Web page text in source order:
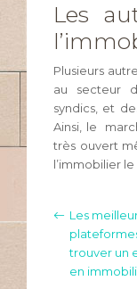
Les
Plusieurs
au secteur
syndics, et
Ainsi, le
très ouvert
l’immobilier
Les
trouver un
en